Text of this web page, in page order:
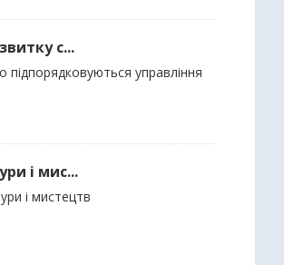
с...
підпорядковуються управління
і мис...
і мистецтв